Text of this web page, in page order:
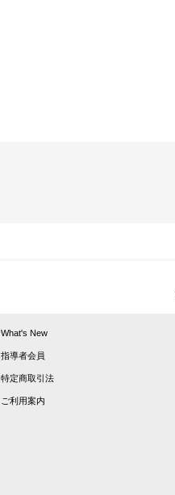
What's New
指導者会員
特定商取引法
ご利用案内